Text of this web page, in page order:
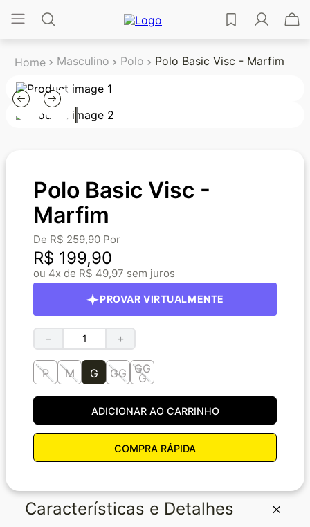
Masculino Polo Polo Basic Visc - Marfim
Características e Detalhes
Polo Basic Visc -
Marfim
R$ 259,90
R$ 199,90
4 R$ 49,97
PROVAR VIRTUALMENTE
＋
－
P M G GG GG
G
ADICIONAR AO CARRINHO
COMPRA RÁPIDA